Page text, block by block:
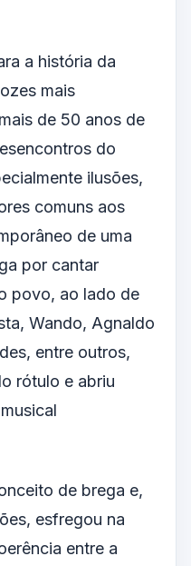
a história da
mais
de 50 anos de
do
ilusões,
comuns aos
de uma
por cantar
povo, ao lado de
Wando, Agnaldo
entre outros,
rótulo e abriu
de brega e,
esfregou na
entre a